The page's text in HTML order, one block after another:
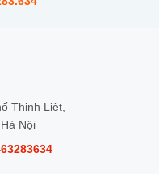
Thịnh Liệt,
Nội